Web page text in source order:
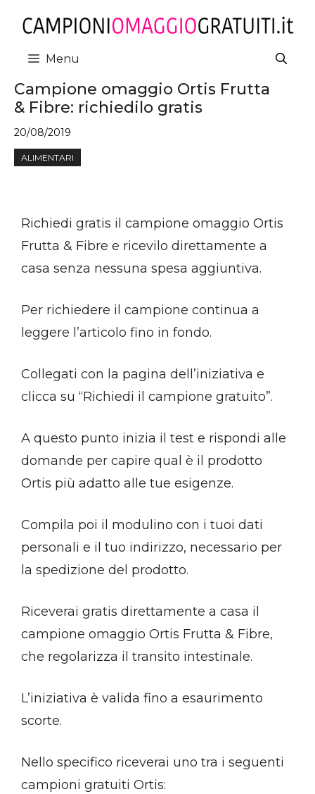
contenuto
Menu
Campione omaggio Ortis Frutta
& Fibre: richiedilo gratis
20/08/2019
ALIMENTARI
Richiedi gratis il campione omaggio Ortis
Frutta & Fibre e ricevilo direttamente a
casa senza nessuna spesa aggiuntiva.
Per richiedere il campione continua a
leggere l’articolo fino in fondo.
Collegati con la pagina dell’iniziativa e
clicca su “Richiedi il campione gratuito”.
A questo punto inizia il test e rispondi alle
domande per capire qual è il prodotto
Ortis più adatto alle tue esigenze.
Compila poi il modulino con i tuoi dati
personali e il tuo indirizzo, necessario per
la spedizione del prodotto.
Riceverai gratis direttamente a casa il
campione omaggio Ortis Frutta & Fibre,
che regolarizza il transito intestinale.
L’iniziativa è valida fino a esaurimento
scorte.
Nello specifico riceverai uno tra i seguenti
campioni gratuiti Ortis: